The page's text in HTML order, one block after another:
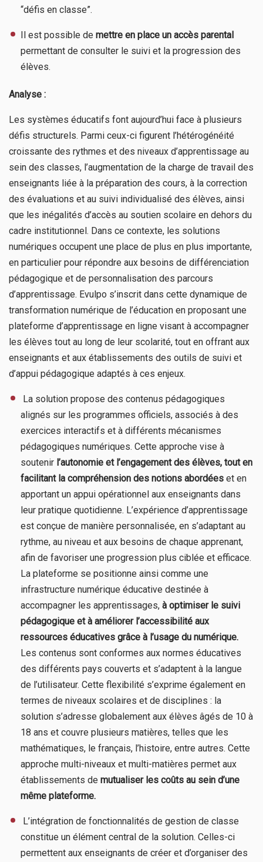
“défis en classe”.
Il est possible de mettre en place un accès parental
permettant de consulter le suivi et la progression des
élèves.
Analyse :
Les systèmes éducatifs font aujourd’hui face à plusieurs
défis structurels. Parmi ceux-ci figurent l’hétérogénéité
croissante des rythmes et des niveaux d’apprentissage au
sein des classes, l’augmentation de la charge de travail des
enseignants liée à la préparation des cours, à la correction
des évaluations et au suivi individualisé des élèves, ainsi
que les inégalités d’accès au soutien scolaire en dehors du
cadre institutionnel. Dans ce contexte, les solutions
numériques occupent une place de plus en plus importante,
en particulier pour répondre aux besoins de différenciation
pédagogique et de personnalisation des parcours
d’apprentissage. Evulpo s’inscrit dans cette dynamique de
transformation numérique de l’éducation en proposant une
plateforme d’apprentissage en ligne visant à accompagner
les élèves tout au long de leur scolarité, tout en offrant aux
enseignants et aux établissements des outils de suivi et
d’appui pédagogique adaptés à ces enjeux.
​ La solution propose des contenus pédagogiques
alignés sur les programmes officiels, associés à des
exercices interactifs et à différents mécanismes
pédagogiques numériques. Cette approche vise à
soutenir l’autonomie et l’engagement des élèves, tout en
facilitant la compréhension des notions abordées et en
apportant un appui opérationnel aux enseignants dans
leur pratique quotidienne. L’expérience d’apprentissage
est conçue de manière personnalisée, en s’adaptant au
rythme, au niveau et aux besoins de chaque apprenant,
afin de favoriser une progression plus ciblée et efficace.
La plateforme se positionne ainsi comme une
infrastructure numérique éducative destinée à
accompagner les apprentissages, à optimiser le suivi
pédagogique et à améliorer l’accessibilité aux
ressources éducatives grâce à l’usage du numérique.
Les contenus sont conformes aux normes éducatives
des différents pays couverts et s’adaptent à la langue
de l’utilisateur. Cette flexibilité s’exprime également en
termes de niveaux scolaires et de disciplines : la
solution s’adresse globalement aux élèves âgés de 10 à
18 ans et couvre plusieurs matières, telles que les
mathématiques, le français, l’histoire, entre autres. Cette
approche multi-niveaux et multi-matières permet aux
établissements de mutualiser les coûts au sein d’une
même plateforme.
​ L’intégration de fonctionnalités de gestion de classe
constitue un élément central de la solution. Celles-ci
permettent aux enseignants de créer et d’organiser des